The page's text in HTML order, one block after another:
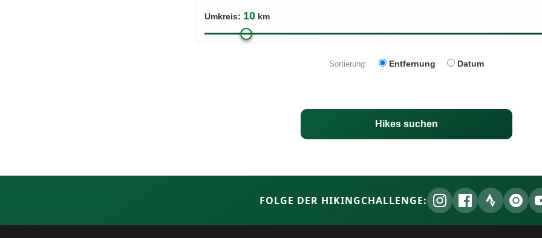
Umkreis: 10 km
Sortierung: Entfernung Datum
Hikes suchen
FOLGE DER HIKINGCHALLENGE: